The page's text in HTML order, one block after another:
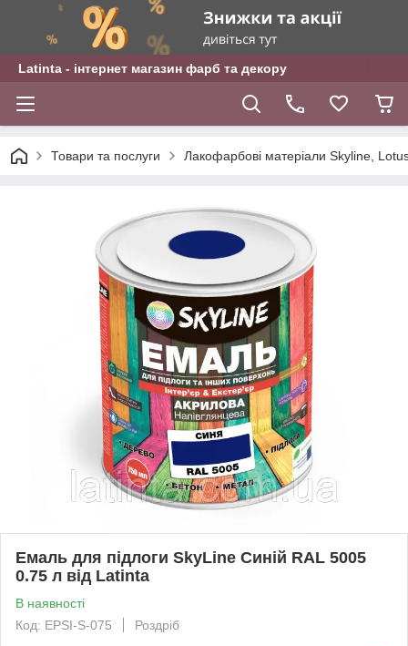
Latinta - інтернет магазин фарб та декору
Товари та послуги Лакофарбові матеріали Skyline,
Емаль для підлоги SkyLine Синій RAL 5005
0.75 л від Latinta
В наявності
Код: EPSI-S-075
Роздріб